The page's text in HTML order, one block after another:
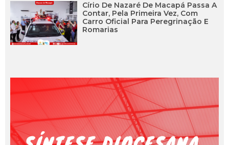
Círio De Nazaré De Macapá Passa A
Contar, Pela Primeira Vez, Com
Carro Oficial Para Peregrinação E
Romarias